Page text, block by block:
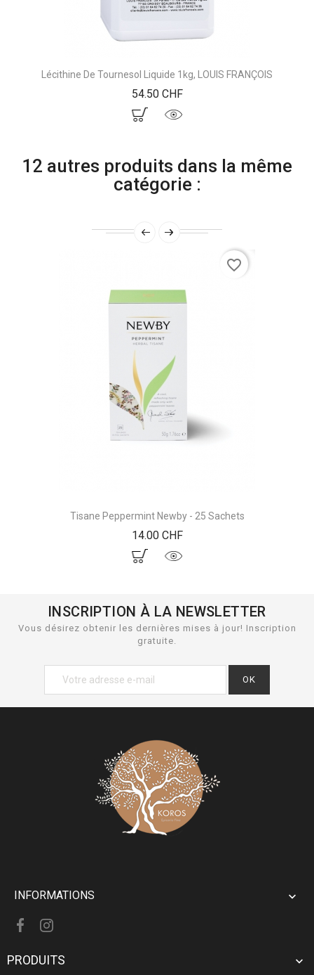
Lécithine De Tournesol Liquide 1kg, LOUIS FRANÇOIS
54.50 CHFPrix
12 autres produits dans la même
catégorie :
Tisane Peppermint Newby - 25 Sachets
14.00 CHFPrix
favorite_border
INSCRIPTION À LA NEWSLETTER
Vous désirez obtenir les dernières mises à jour! Inscription
gratuite.
INFORMATIONS 
PRODUITS 